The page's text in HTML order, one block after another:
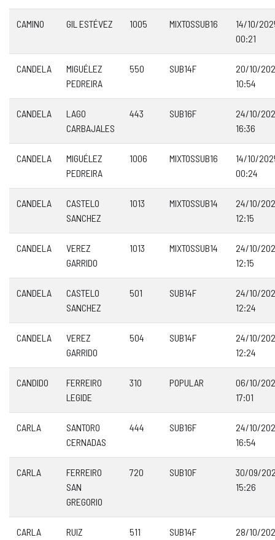
CAMINO GIL ESTÉVEZ 1005 MIXTOSSUB16
14/10/
00:21
CANDELA
MIGUÉLEZ
PEDREIRA
550 SUB14F
20/10/
10:54
CANDELA
LAGO
CARBAJALES
443 SUB16F
24/10/
16:36
CANDELA
MIGUÉLEZ
PEDREIRA
1006 MIXTOSSUB16
14/10/
00:24
CANDELA
CASTELO
SANCHEZ
1013 MIXTOSSUB14
24/10/
12:15
CANDELA
VEREZ
GARRIDO
1013 MIXTOSSUB14
24/10/
12:15
CANDELA
CASTELO
SANCHEZ
501 SUB14F
24/10/
12:24
CANDELA
VEREZ
GARRIDO
504 SUB14F
24/10/
12:24
CANDIDO
FERREIRO
LEGIDE
310 POPULAR
06/10/
17:01
CARLA
SANTORO
CERNADAS
444 SUB16F
24/10/
16:54
CARLA
FERREIRO
SAN
GREGORIO
720 SUB10F
30/09/
15:26
CARLA
RUIZ
511 SUB14F
28/10/